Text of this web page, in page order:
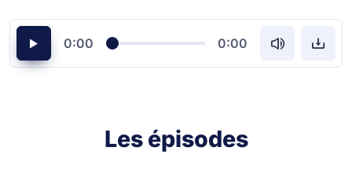
0:00 0:00
Les épisodes